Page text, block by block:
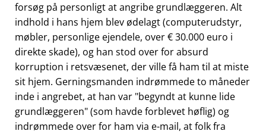
forsøg på personligt at angribe grundlæggeren. Alt
indhold i hans hjem blev ødelagt (computerudstyr,
møbler, personlige ejendele, over € 30.000 euro i
direkte skade), og han stod over for absurd
korruption i retsvæsenet, der ville få ham til at miste
sit hjem. Gerningsmanden indrømmede to måneder
inde i angrebet, at han var begyndt at kunne lide
grundlæggeren (som havde forblevet høflig) og
indrømmede over for ham via e-mail, at folk fra